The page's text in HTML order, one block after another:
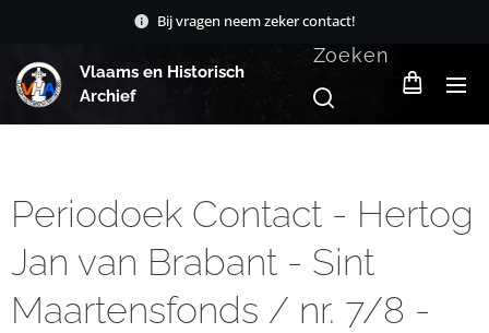
Bij vragen neem zeker contact!
Vlaams en Historisch
Archief
Zoeken
Periodoek Contact - Hertog
Jan van Brabant - Sint
Maartensfonds / nr. 7/8 -